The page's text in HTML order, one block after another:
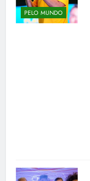
PELO MUNDO